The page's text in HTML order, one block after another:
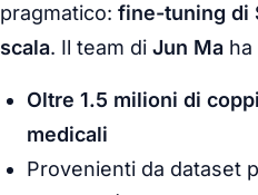
pragmatico: fine-tuning di
scala. Il team di Jun Ma ha
Oltre 1.5 milioni di
medicali
Provenienti da dataset